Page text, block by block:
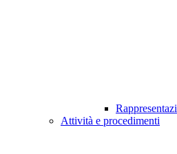
Attività e procedimenti